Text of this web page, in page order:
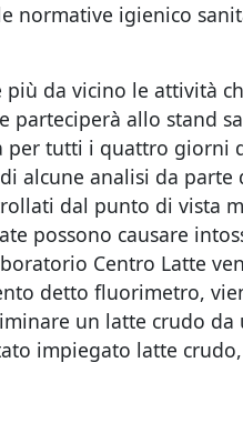
normative igienico
da vicino le attività
parteciperà allo stand
per tutti i quattro giorni
alcune analisi da parte
dal punto di vista
possono causare
Centro Latte
detto fluorimetro,
un latte crudo da
impiegato latte